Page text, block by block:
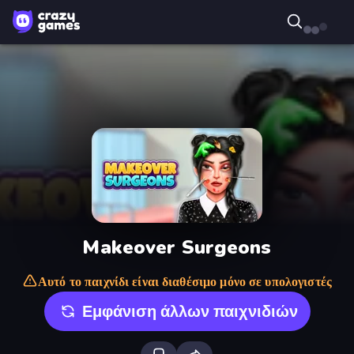
Makeover Surgeons
Αυτό το παιχνίδι είναι διαθέσιμο μόνο σε υπολογιστές
Εμφάνιση άλλων παιχνιδιών